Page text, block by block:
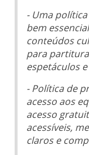
- Uma
bem
conteúdos
para
espetáculos
- Política de
acesso aos
acesso
acessíveis,
claros e